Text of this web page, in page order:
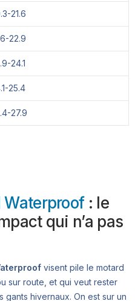
21.6
22.9
24.1
25.4
27.9
Waterproof: le
qui n’a pas
visent pile le motard
sur route, et qui veut rester
gants hivernaux. On est sur un